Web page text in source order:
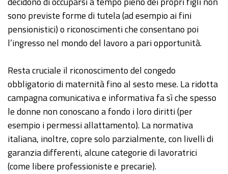
sono previste forme di tutela (ad esempio ai fini
pensionistici) o riconoscimenti che consentano poi
l’ingresso nel mondo del lavoro a pari opportunità.
Resta cruciale il riconoscimento del congedo
obbligatorio di maternità fino al sesto mese. La ridotta
campagna comunicativa e informativa fa sì che spesso
le donne non conoscano a fondo i loro diritti (per
esempio i permessi allattamento). La normativa
italiana, inoltre, copre solo parzialmente, con livelli di
garanzia differenti, alcune categorie di lavoratrici
(come libere professioniste e precarie).